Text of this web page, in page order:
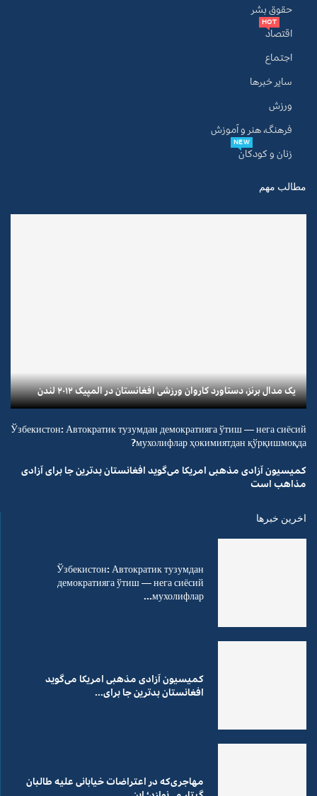
حقوق بشر
اقتصاد
HOT
اجتماع
سایر خبرها
ورزش
فرهنگ، هنر و آموزش
زنان و کودکان
NEW
مطالب مهم
یک مدال برنز، دستاورد کاروان ورزشی افغانستان در المپیک ۲۰۱۲ لندن
Ўзбекистон: Автократик тузумдан демократияга ўтиш — нега сиёсий
мухолифлар ҳокимиятдан қўрқишмоқда?
کمیسیون آزادی مذهبی امریکا می‌گوید افغانستان بدترین جا برای آزادی
مذاهب است
اخرین خبرها
Ўзбекистон: Автократик тузумдан
демократияга ўтиш — нега сиёсий
мухолифлар...
کمیسیون آزادی مذهبی امریکا می‌گوید
افغانستان بدترین جا برای...
مهاجری‌که در اعتراضات خیابانی علیه طالبان